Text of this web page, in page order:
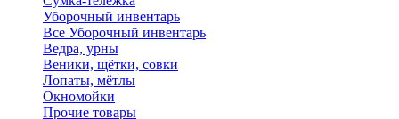
Уборочный инвентарь
Все Уборочный инвентарь
Ведра, урны
Веники, щётки, совки
Лопаты, мётлы
Окномойки
Прочие товары